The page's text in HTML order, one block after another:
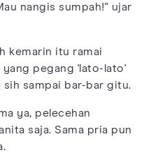
nangis sumpah!" ujar
kemarin itu ramai
pegang 'lato-lato'
sih sampai bar-bar gitu.
ya, pelecehan
saja. Sama pria pun